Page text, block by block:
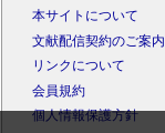
本サイトについて
文献配信契約のご案内
リンクについて
会員規約
個人情報保護方針